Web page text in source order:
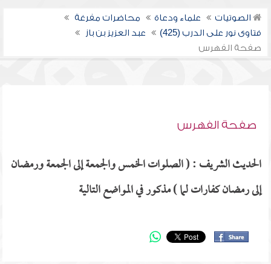
الصوتيات علماء ودعاة
محاضرات مفرغة
فتاوى نور على الدرب (425)
عبد العزيز بن باز
صفحة الفهرس
صفحة الفهرس
الحديث الشريف : ( الصلوات الخمس والجمعة إلى الجمعة ورمضان
إلى رمضان كفارات لما ) مذكور في المواضع التالية